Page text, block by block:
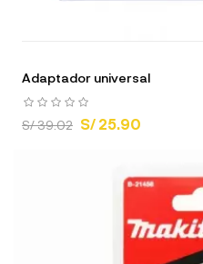
Adaptador universal
S/ 39.02 S/ 25.90